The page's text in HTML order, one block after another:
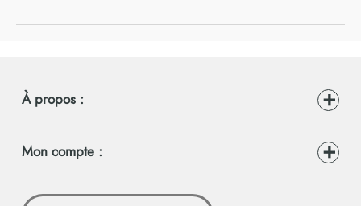
À propos :
Mon compte :